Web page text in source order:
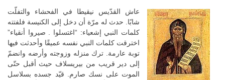
عاش القدّيس نيقيطا في الفحشاء والتفلّت
شابًا. حدث له مرّة أن دخل إلى الكنيسة فلفتته
كلمات النبي إشعياء: “اغتسلوا . صيروا أنقياء”
اخترقت كلمات النبي نفسه عميقًا وأحدثت فيها
توبة عارمة. ترك منزله وزوجته وأرضه وانضمّ
إلى دير قريب من بيريسلاف حيث أقبل حتّى
الموت على نسك صارم. قيّد جسده بسلاسل